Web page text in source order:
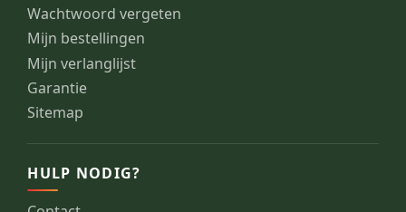
Wachtwoord vergeten
Mijn bestellingen
Mijn verlanglijst
Garantie
Sitemap
HULP NODIG?